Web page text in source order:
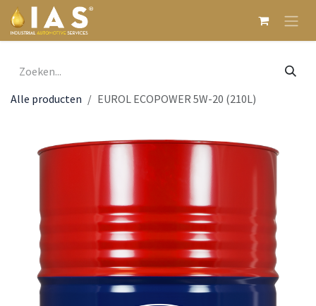
Overslaan naar inhoud
Alle producten EUROL ECOPOWER 5W-20 (210L)